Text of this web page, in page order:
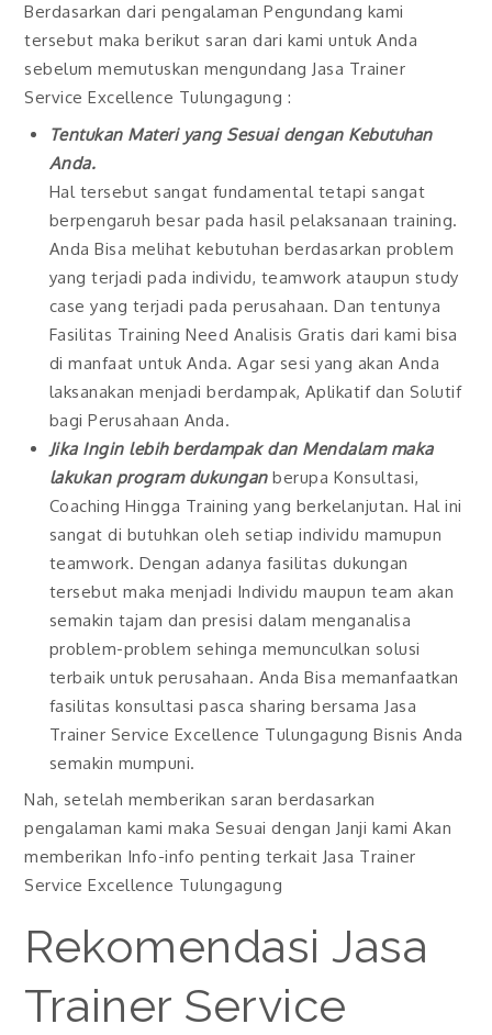
Berdasarkan dari pengalaman Pengundang kami
tersebut maka berikut saran dari kami untuk Anda
sebelum memutuskan mengundang Jasa Trainer
Service Excellence Tulungagung :
Tentukan Materi yang Sesuai dengan Kebutuhan
Anda.
Hal tersebut sangat fundamental tetapi sangat
berpengaruh besar pada hasil pelaksanaan training.
Anda Bisa melihat kebutuhan berdasarkan problem
yang terjadi pada individu, teamwork ataupun study
case yang terjadi pada perusahaan. Dan tentunya
Fasilitas Training Need Analisis Gratis dari kami bisa
di manfaat untuk Anda. Agar sesi yang akan Anda
laksanakan menjadi berdampak, Aplikatif dan Solutif
bagi Perusahaan Anda.
Jika Ingin lebih berdampak dan Mendalam maka
lakukan program dukunganberupa Konsultasi,
Coaching Hingga Training yang berkelanjutan. Hal ini
sangat di butuhkan oleh setiap individu mamupun
teamwork. Dengan adanya fasilitas dukungan
tersebut maka menjadi Individu maupun team akan
semakin tajam dan presisi dalam menganalisa
problem-problem sehinga memunculkan solusi
terbaik untuk perusahaan. Anda Bisa memanfaatkan
fasilitas konsultasi pasca sharing bersama Jasa
Trainer Service Excellence Tulungagung Bisnis Anda
semakin mumpuni.
Nah, setelah memberikan saran berdasarkan
pengalaman kami maka Sesuai dengan Janji kami Akan
memberikan Info-info penting terkait Jasa Trainer
Service Excellence Tulungagung
Rekomendasi Jasa
Trainer Service